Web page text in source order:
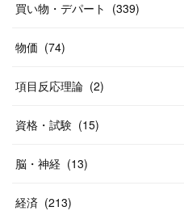
10
買い物・デパート (339)
物価 (74)
項目反応理論 (2)
資格・試験 (15)
脳・神経 (13)
経済 (213)